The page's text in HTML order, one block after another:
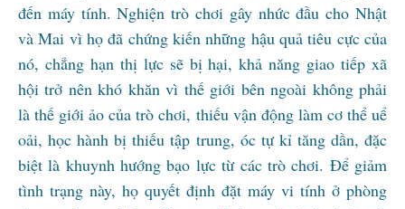
đến máy tính. Nghiện trò chơi gây nhức đầu cho Nhật
và Mai vì họ đã chứng kiến những hậu quả tiêu cực của
nó, chẳng hạn thị lực sẽ bị hại, khả năng giao tiếp xã
hội trở nên khó khăn vì thế giới bên ngoài không phải
là thế giới ảo của trò chơi, thiếu vận động làm cơ thể uể
oải, học hành bị thiếu tập trung, óc tự kỉ tăng dần, đặc
biệt là khuynh hướng bạo lực từ các trò chơi. Để giảm
tình trạng này, họ quyết định đặt máy vi tính ở phòng